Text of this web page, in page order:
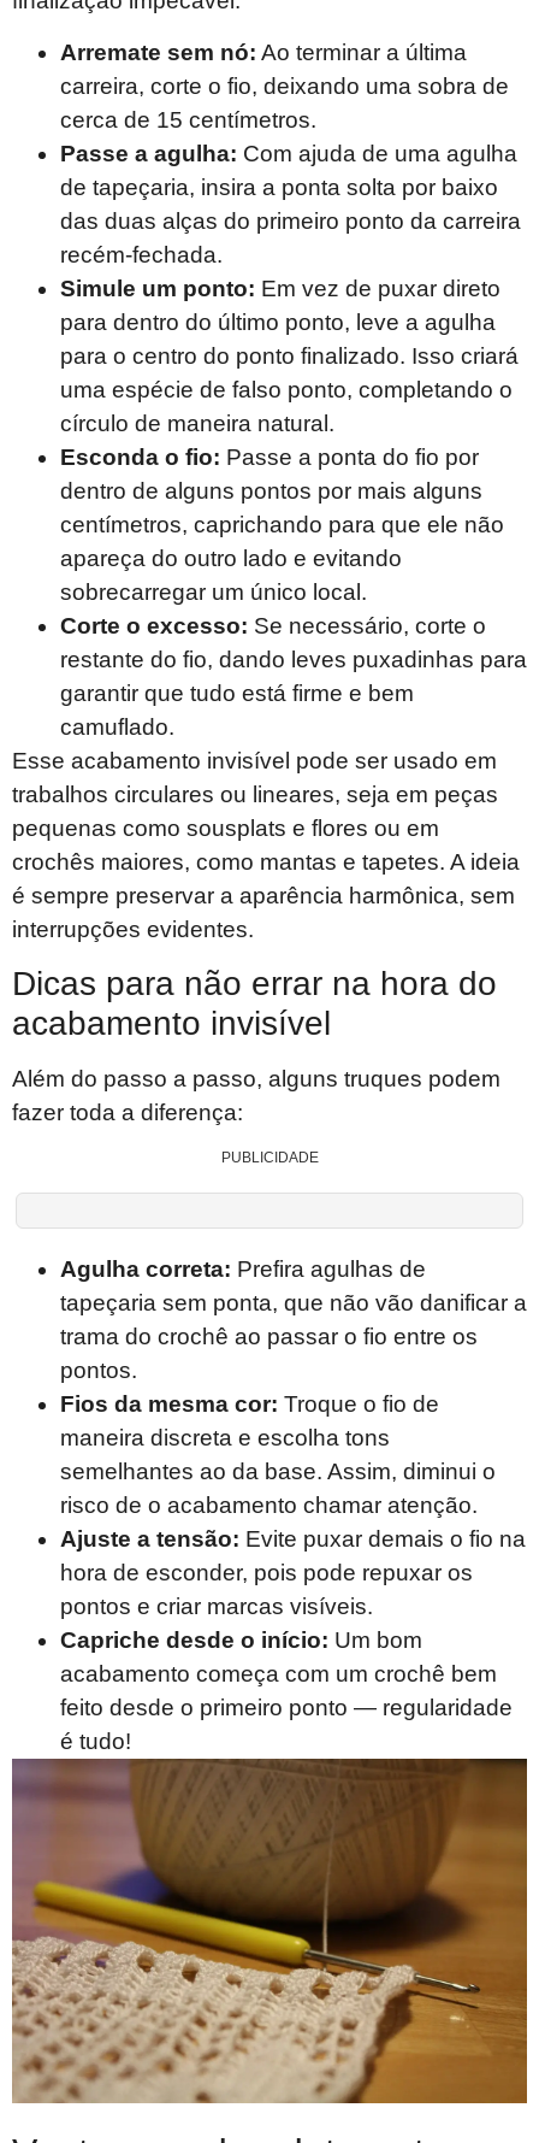
Arremate sem nó: Ao terminar a última
carreira, corte o fio, deixando uma sobra de
cerca de 15 centímetros.
Passe a agulha: Com ajuda de uma agulha
de tapeçaria, insira a ponta solta por baixo
das duas alças do primeiro ponto da carreira
recém-fechada.
Simule um ponto: Em vez de puxar direto
para dentro do último ponto, leve a agulha
para o centro do ponto finalizado. Isso criará
uma espécie de falso ponto, completando o
círculo de maneira natural.
Esconda o fio: Passe a ponta do fio por
dentro de alguns pontos por mais alguns
centímetros, caprichando para que ele não
apareça do outro lado e evitando
sobrecarregar um único local.
Corte o excesso: Se necessário, corte o
restante do fio, dando leves puxadinhas para
garantir que tudo está firme e bem
camuflado.
Esse acabamento invisível pode ser usado em
trabalhos circulares ou lineares, seja em peças
pequenas como sousplats e flores ou em
crochês maiores, como mantas e tapetes. A ideia
é sempre preservar a aparência harmônica, sem
interrupções evidentes.
Dicas para não errar na hora do
acabamento invisível
Além do passo a passo, alguns truques podem
fazer toda a diferença:
PUBLICIDADE
Agulha correta: Prefira agulhas de
tapeçaria sem ponta, que não vão danificar a
trama do crochê ao passar o fio entre os
pontos.
Fios da mesma cor: Troque o fio de
maneira discreta e escolha tons
semelhantes ao da base. Assim, diminui o
risco de o acabamento chamar atenção.
Ajuste a tensão: Evite puxar demais o fio na
hora de esconder, pois pode repuxar os
pontos e criar marcas visíveis.
Capriche desde o início: Um bom
acabamento começa com um crochê bem
feito desde o primeiro ponto — regularidade
é tudo!